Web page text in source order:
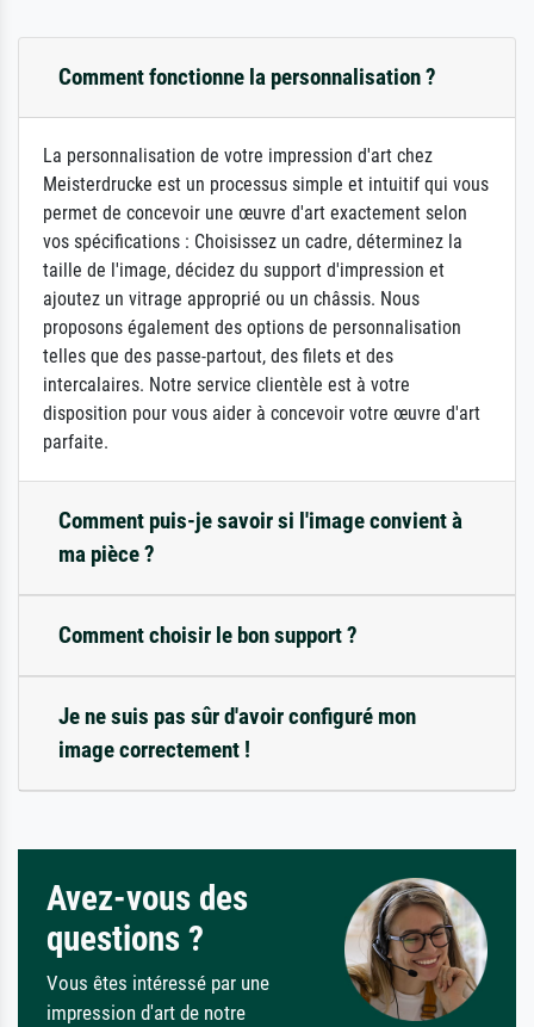
Comment fonctionne la personnalisation ?
La personnalisation de votre impression d'art chez
Meisterdrucke est un processus simple et intuitif qui vous
permet de concevoir une œuvre d'art exactement selon
vos spécifications : Choisissez un cadre, déterminez la
taille de l'image, décidez du support d'impression et
ajoutez un vitrage approprié ou un châssis. Nous
proposons également des options de personnalisation
telles que des passe-partout, des filets et des
intercalaires. Notre service clientèle est à votre
disposition pour vous aider à concevoir votre œuvre d'art
parfaite.
Comment puis-je savoir si l'image convient à
ma pièce ?
Comment choisir le bon support ?
Je ne suis pas sûr d'avoir configuré mon
image correctement !
Avez-vous des
questions ?
Vous êtes intéressé par une
impression d'art de notre